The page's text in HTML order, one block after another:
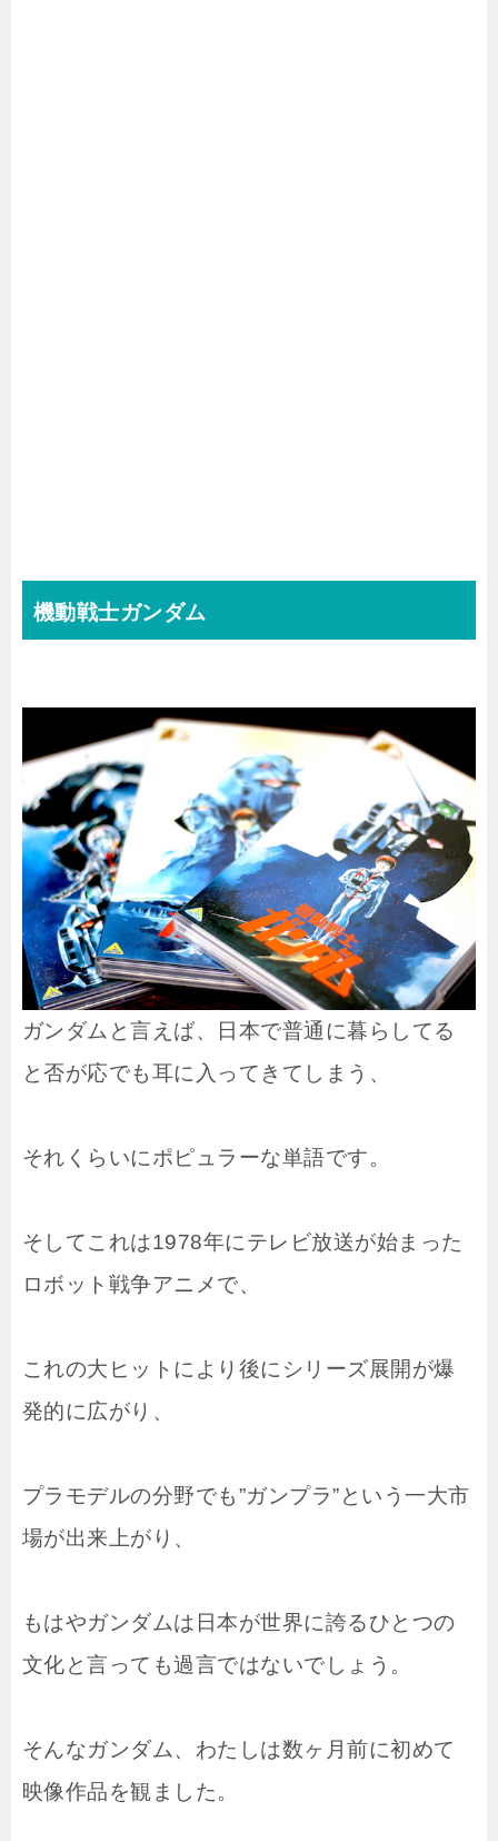
機動戦士ガンダム
ガンダムと言えば、日本で普通に暮らしてる
と否が応でも耳に入ってきてしまう、
それくらいにポピュラーな単語です。
そしてこれは1978年にテレビ放送が始まった
ロボット戦争アニメで、
これの大ヒットにより後にシリーズ展開が爆
発的に広がり、
プラモデルの分野でも”ガンプラ”という一大市
場が出来上がり、
もはやガンダムは日本が世界に誇るひとつの
文化と言っても過言ではないでしょう。
そんなガンダム、わたしは数ヶ月前に初めて
映像作品を観ました。